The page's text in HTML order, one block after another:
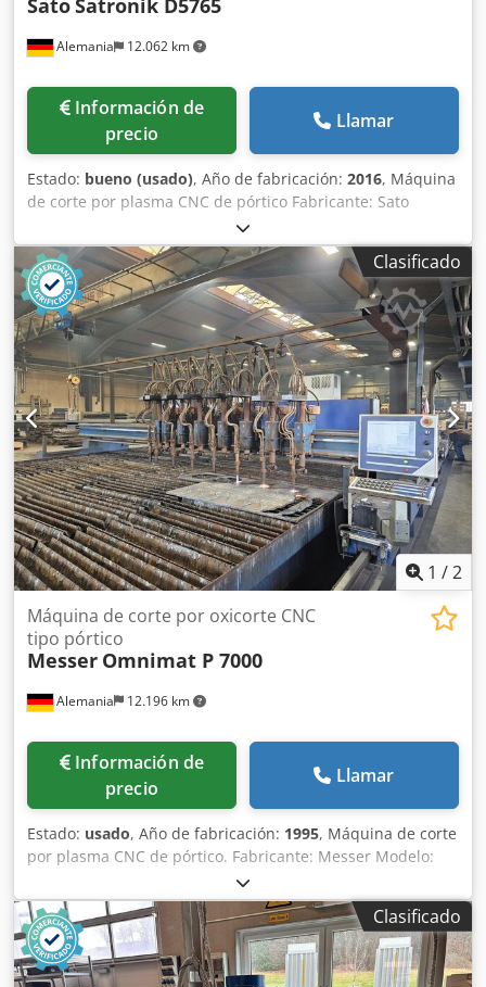
Alemania 12.062 km
SatoSatronik D5765
Información de
precio
Llamar
Estado: bueno (usado), Año de fabricación: 2016, Máquina
de corte por plasma CNC de pórtico Fabricante: Sato
Modelo: Satronik D5765 Año de fabricación: 2016 Control
CNC: Satocontrol CNC 3010 Cjdpfjgqkc Nex Agmsrf Ancho
de vía: 5.750 mm 6 quemadores de corte autógeno sin
carril de desplazamiento sin mesa sin filtro 3826
Clasificado
1 /2
Alemania 12.196 km
Máquina de corte por oxicorte CNC
tipo pórtico
Messer Omnimat P 7000
Información de
precio
Llamar
Estado: usado, Año de fabricación: 1995, Máquina de corte
por plasma CNC de pórtico. Fabricante: Messer Modelo:
Omnimat P 7000 Año de fabricación: 1995 Control CNC:
Global Control Plus Ancho de vía: 7.000 mm 8 sopletes
oxiacetilénicos tipo ALFA Credpfx Ajyay Dhogmsf 8
elevadores Omnilift 200 Sin carril de desplazamiento Sin
mesa Sin filtro 3826ä
Clasificado